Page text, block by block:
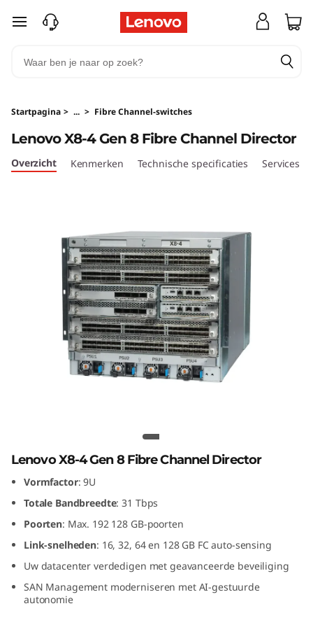
o
v
o
b
e
C
Ga naar de hoofdinhoud
Startpagina > ... > Fibre Channel-switches
Lenovo X8-4 Gen 8 Fibre Channel
Director
Lenovo X8-4 Gen 8 Fibre Channel Director
Overzicht Kenmerken Technische specificaties Services
Lenovo X8-4 Gen 8 Fibre Channel Director
Vormfactor: 9U
Totale Bandbreedte: 31 Tbps
Poorten: Max. 192 128 GB-poorten
Link-snelheden: 16, 32, 64 en 128 GB FC auto-sensing
Uw datacenter verdedigen met geavanceerde beveiliging
SAN Management moderniseren met AI-gestuurde
autonomie